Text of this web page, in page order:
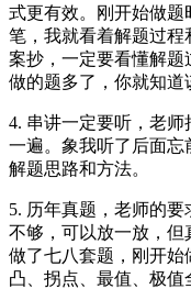
式更有效。刚开始做
笔，我就看着解题过
案抄，一定要看懂解题
做的题多了，你就知道
4. 串讲一定要听，老
一遍。象我听了后面忘
解题思路和方法。
5. 历年真题，老师的
不够，可以放一放，
做了七八套题，刚开始
凸、拐点、最值、极